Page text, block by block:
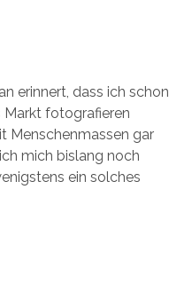
erinnert, dass ich schon
Markt fotografieren
Menschenmassen gar
mich bislang noch
ein solches